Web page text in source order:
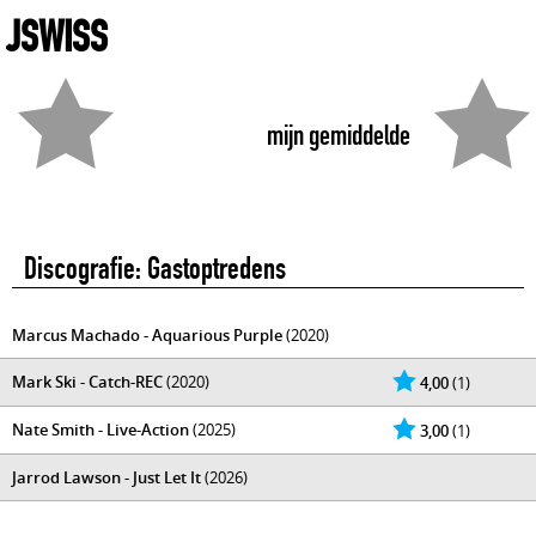
JSWISS
mijn gemiddelde
Discografie: Gastoptredens
Marcus Machado - Aquarious Purple(2020)
4,00(1)
Mark Ski - Catch-REC(2020)
3,00(1)
Nate Smith - Live-Action(2025)
Jarrod Lawson - Just Let It(2026)